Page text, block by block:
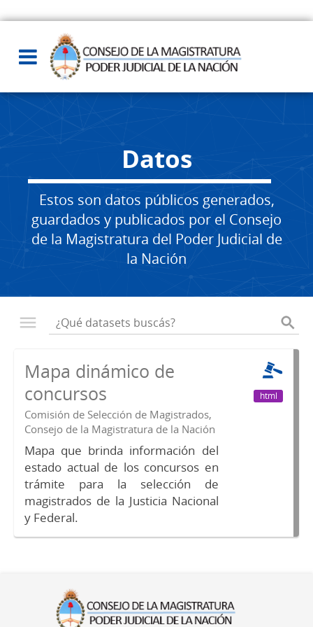
Datos
Estos son datos públicos generados,
guardados y publicados por el Consejo
de la Magistratura del Poder Judicial de
la Nación
Mapa dinámico de
concursos
Comisión de Selección de Magistrados,
Consejo de la Magistratura de la Nación
Mapa que brinda información del
estado actual de los concursos en
trámite para la selección de
magistrados de la Justicia Nacional
y Federal.
html